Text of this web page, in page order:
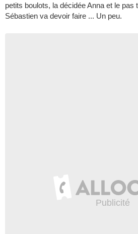
petits boulots, la décidée Anna et le pas
Sébastien va devoir faire ... Un peu.